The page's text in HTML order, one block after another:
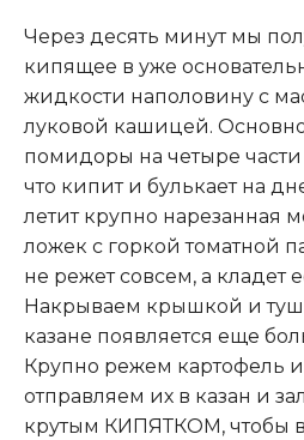
Через десять минут мы
кипящее в уже
жидкости наполовину с
луковой кашицей.
помидоры на четыре
что кипит и булькает на
летит крупно нарезанная
ложек с горкой томатной
не режет совсем, а кладет
Накрываем крышкой и
казане появляется еще
Крупно режем картофель
отправляем их в казан и
крутым КИПЯТКОМ, чтобы